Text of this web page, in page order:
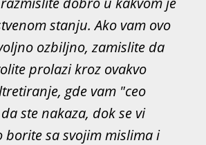
stanju. Ako vam ovo
ozbiljno, zamislite da
prolazi kroz ovakvo
gde vam "ceo
ste nakaza, dok se vi
borite sa svojim mislima i